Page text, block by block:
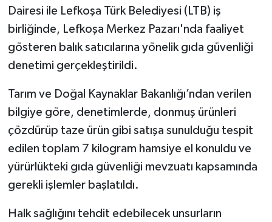
Dairesi ile Lefkoşa Türk Belediyesi (LTB) iş
birliğinde, Lefkoşa Merkez Pazarı'nda faaliyet
gösteren balık satıcılarına yönelik gıda güvenliği
denetimi gerçekleştirildi.
Tarım ve Doğal Kaynaklar Bakanlığı’ndan verilen
bilgiye göre, denetimlerde, donmuş ürünleri
çözdürüp taze ürün gibi satışa sunulduğu tespit
edilen toplam 7 kilogram hamsiye el konuldu ve
yürürlükteki gıda güvenliği mevzuatı kapsamında
gerekli işlemler başlatıldı.
Halk sağlığını tehdit edebilecek unsurların